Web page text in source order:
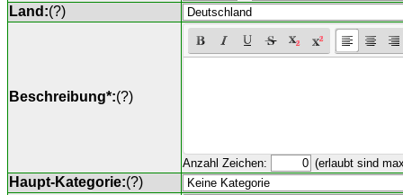
Land:(?)
Beschreibung*:(?)
Anzahl Zeichen: (erlaubt sind
Haupt-Kategorie:(?)